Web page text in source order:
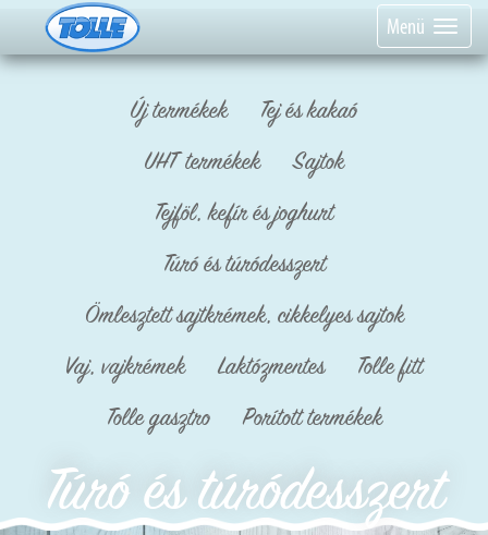
Menü
Új termékek
Tej és kakaó
UHT termékek
Sajtok
Tejföl, kefír és joghurt
Túró és túródesszert
Ömlesztett sajtkrémek, cikkelyes sajtok
Vaj, vajkrémek
Laktózmentes
Tolle fitt
Tolle gasztro
Porított termékek
Túró és túródesszert